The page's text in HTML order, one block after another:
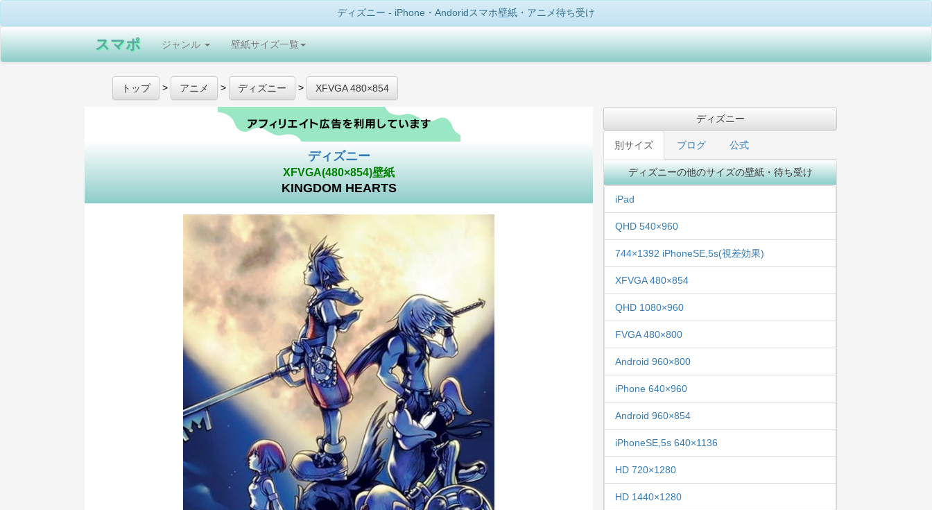
ディズニー - iPhone・Andoridスマホ壁紙・アニメ待ち受け
スマポ ジャンル 壁紙サイズ一覧
トップ > アニメ > ディズニー > XFVGA 480×854
ディズニー
XFVGA(480×854)壁紙
KINGDOM HEARTS
ディズニー
別サイズ ブログ 公式
ディズニーの他のサイズの壁紙・待ち受け
iPad
QHD 540×960
744×1392 iPhoneSE,5s(視差効果)
XFVGA 480×854
QHD 1080×960
FVGA 480×800
Android 960×800
iPhone 640×960
Android 960×854
iPhoneSE,5s 640×1136
HD 720×1280
HD 1440×1280